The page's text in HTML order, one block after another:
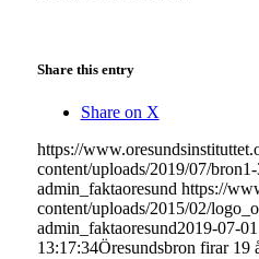
Share this entry
Share on X
https://
content/uploads/2019/07/
admin_faktaoresund https://
content/uploads/2015/02/
admin_faktaoresund2019-07-
13:17:34Öresundsbron firar 19